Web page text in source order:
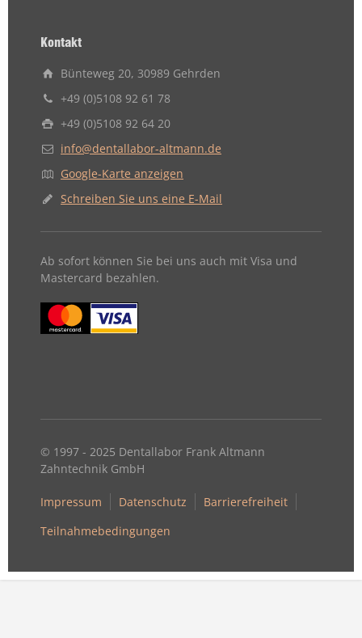
Kontakt
Bünteweg 20, 30989 Gehrden
+49 (0)5108 92 61 78
+49 (0)5108 92 64 20
info@dentallabor-altmann.de
Google-Karte anzeigen
Schreiben Sie uns eine E-Mail
Ab sofort können Sie bei uns auch mit Visa und
Mastercard bezahlen.
© 1997 - 2025 Dentallabor Frank Altmann
Zahntechnik GmbH
Impressum Datenschutz
Barrierefreiheit
Teilnahmebedingungen